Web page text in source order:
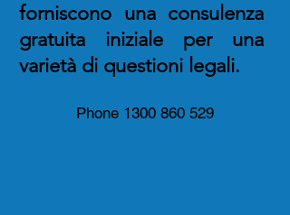
forniscono una consulenza
gratuita iniziale per una
varietà di questioni legali.
Phone 1300 860 529